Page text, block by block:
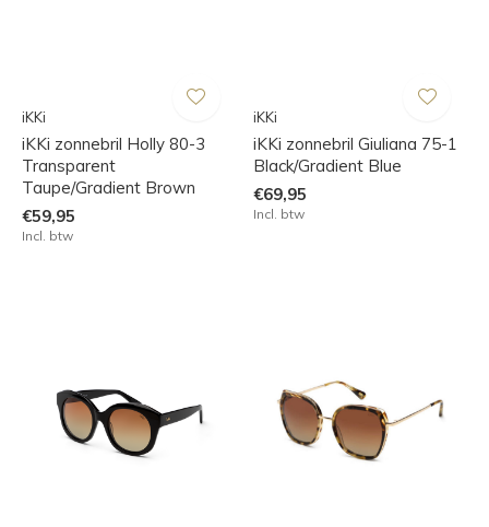
iKKi
iKKi zonnebril Holly 80-3
Transparent
Taupe/Gradient Brown
€59,95
Incl. btw
iKKi
iKKi zonnebril Giuliana 75-1
Black/Gradient Blue
€69,95
Incl. btw